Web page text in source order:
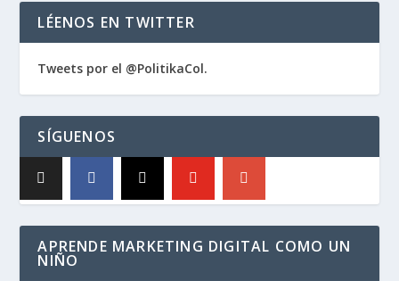
LÉENOS EN TWITTER
Tweets por el @PolitikaCol.
SÍGUENOS
APRENDE MARKETING DIGITAL COMO UN
NIÑO